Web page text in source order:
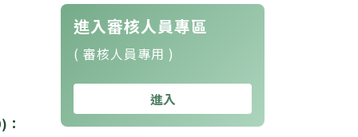
進入審核人員專區
( 審核人員專用 )
進入